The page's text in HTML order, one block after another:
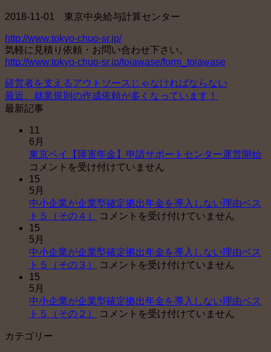
2018-11-01 東京中央給与計算センター
http://www.tokyo-chuo-sr.jp/
気軽に見積り依頼・お問い合わせ下さい。
http://www.tokyo-chuo-sr.jp/toiawase/form_toiawase
経営者を支えるアウトソースじゃなければならない
最近、就業規則の作成依頼が多くなっています！
最新記事
11
6月
東京ベイ【障害年金】申請サポートセンター運営開始東
申
ー
コメントを受け付けていません
15
5月
中小企業が企業型確定拠出年金を導入しない理由ベス
ト５（その４）
中
業
が
型
確
コメントを受け付けていません
15
5月
中小企業が企業型確定拠出年金を導入しない理由ベス
ト５（その３）
中
業
が
コメントを受け付けていません
15
5月
中小企業が企業型確定拠出年金を導入しない理由ベス
ト５（その２）
中
コメントを受け付けていません
カテゴリー